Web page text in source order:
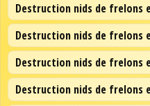
Destruction nids de frelons
Destruction nids de frelons
Destruction nids de frelons
Destruction nids de frelons